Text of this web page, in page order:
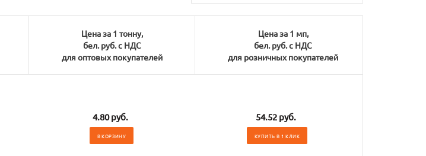
Цена за 1 тонну,
бел. руб. с НДС
для оптовых покупателей
Цена за 1 мп,
бел. руб. с НДС
для розничных покупателей
4.80 руб.
В КОРЗИНУ
54.52 руб.
КУПИТЬ В 1 КЛИК